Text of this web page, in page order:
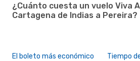
¿Cuánto cuesta un vuelo Viva
Cartagena de Indias a Pereira?
El boleto más económico Tiempo